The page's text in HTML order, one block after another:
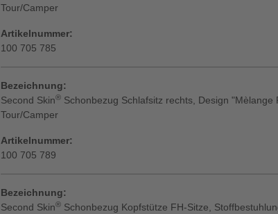
Tour/Camper
Artikelnummer:
100 705 785
Bezeichnung:
Second Skin® Schonbezug Schlafsitz rechts, Design
Tour/Camper
Artikelnummer:
100 705 789
Bezeichnung:
Second Skin® Schonbezug Kopfstütze FH-Sitze,